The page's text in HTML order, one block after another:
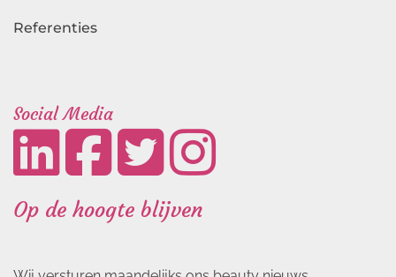
Referenties
Social Media
Op de hoogte blijven